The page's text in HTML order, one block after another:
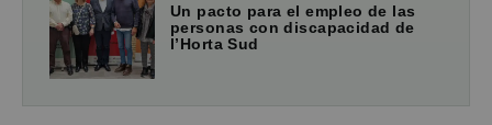
Un pacto para el empleo de las
personas con discapacidad de
l’Horta Sud